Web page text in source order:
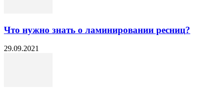
Что нужно знать о ламинировании ресниц?
29.09.2021